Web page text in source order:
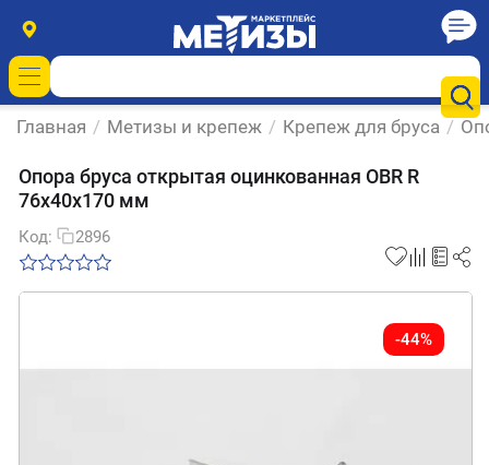
Главная / Метизы и крепеж / Крепеж для бруса /
Опора бруса открытая оцинкованная OBR R
76х40х170 мм
Код: 2896
-44%